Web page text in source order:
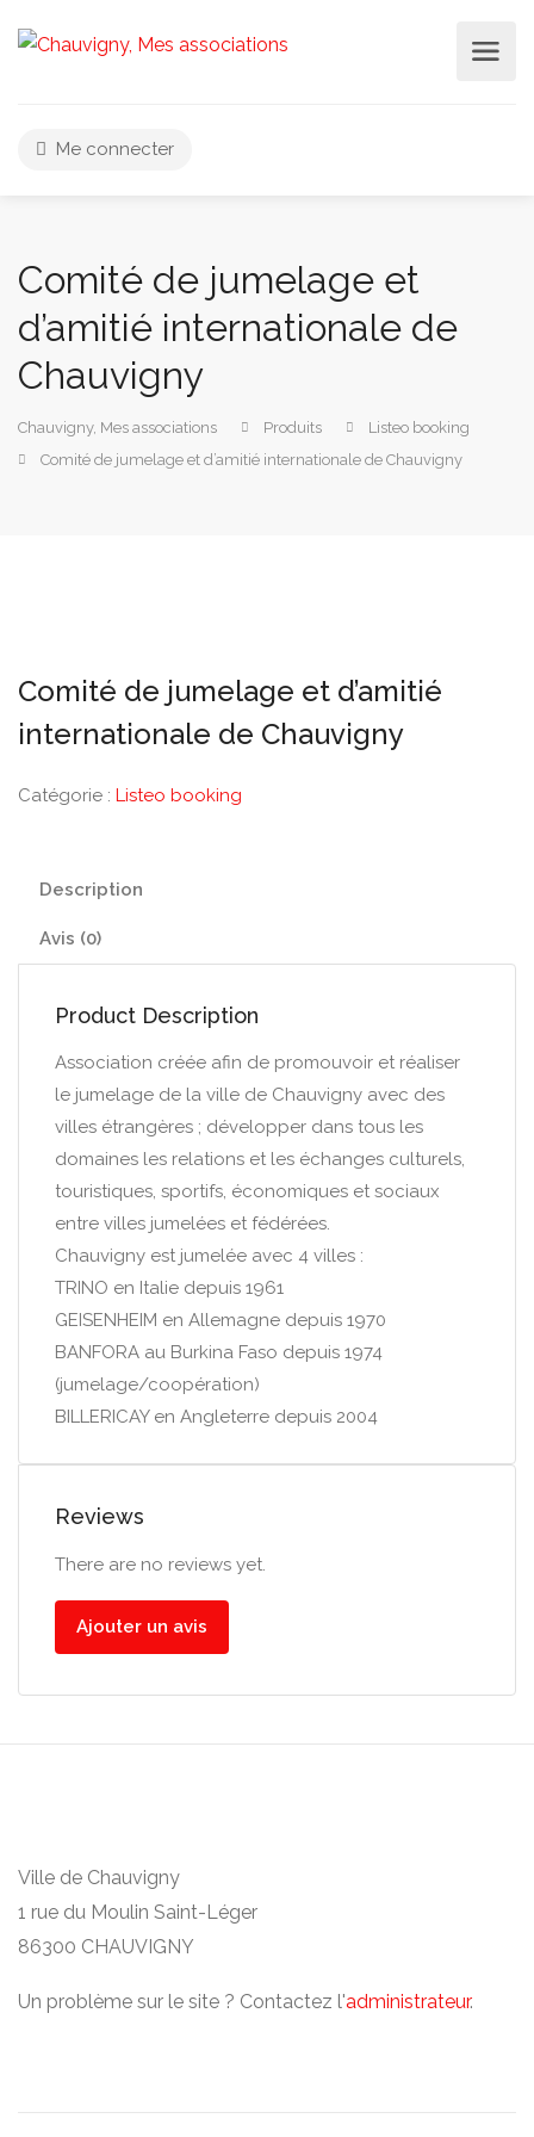
Me connecter
Comité de jumelage et
d’amitié internationale de
Chauvigny
Chauvigny, Mes associations Produits
Listeo booking
Comité de jumelage et d’amitié internationale de Chauvigny
Comité de jumelage et d’amitié
internationale de Chauvigny
Catégorie : Listeo booking
Description
Avis (0)
Product Description
Association créée afin de promouvoir et réaliser
le jumelage de la ville de Chauvigny avec des
villes étrangères ; développer dans tous les
domaines les relations et les échanges culturels,
touristiques, sportifs, économiques et sociaux
entre villes jumelées et fédérées.
Chauvigny est jumelée avec 4 villes :
TRINO en Italie depuis 1961
GEISENHEIM en Allemagne depuis 1970
BANFORA au Burkina Faso depuis 1974
(jumelage/coopération)
BILLERICAY en Angleterre depuis 2004
Reviews
There are no reviews yet.
Ajouter un avis
Ville de Chauvigny
1 rue du Moulin Saint-Léger
86300 CHAUVIGNY
Un problème sur le site ? Contactez l'administrateur.